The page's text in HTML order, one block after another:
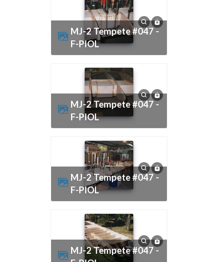
MJ-2 Tempete #047 -
F-PIOL
MJ-2 Tempete #047 -
F-PIOL
MJ-2 Tempete #047 -
F-PIOL
MJ-2 Tempete #047 -